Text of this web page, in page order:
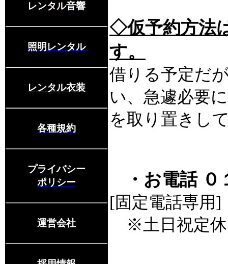
レンタル音響
照明レンタル
レンタル衣装
各種規約
プライバシー
ポリシー
運営会社
◇仮予約方法
す。
借りる予定だ
い、急遽必要
を取り置きし
・お電話
[固定電話専用]
※土日祝定休